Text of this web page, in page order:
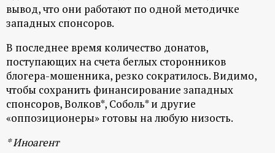
п
о
р
т
а
вывод, что они работают по одной методичке
западных спонсоров.
В последнее время количество донатов,
поступающих на счета беглых сторонников
блогера-мошенника, резко сократилось. Видимо,
чтобы сохранить финансирование западных
спонсоров, Волков*, Соболь* и другие
«оппозиционеры» готовы на любую низость.
* Иноагент